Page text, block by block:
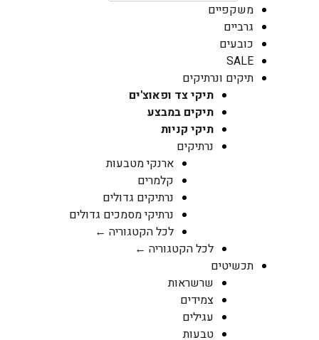
משקפיים
גרביים
כובעים
SALE
תיקים ונרתיקים
תיקי צד ופאוצ'ים
תיקים במבצע
תיקי קניות
נרתיקים
ארנקי מטבעות
קלמרים
נרתיקים גדולים
נרתיקי מסמכים גדולים
לכל הקטגוריה ←
לכל הקטגוריה ←
תכשיטים
שרשראות
צמידים
עגילים
טבעות